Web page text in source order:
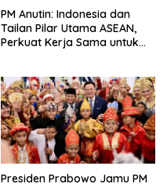
PM Anutin: Indonesia dan
Tailan Pilar Utama ASEAN,
Perkuat Kerja Sama untuk
Presiden Prabowo Jamu PM